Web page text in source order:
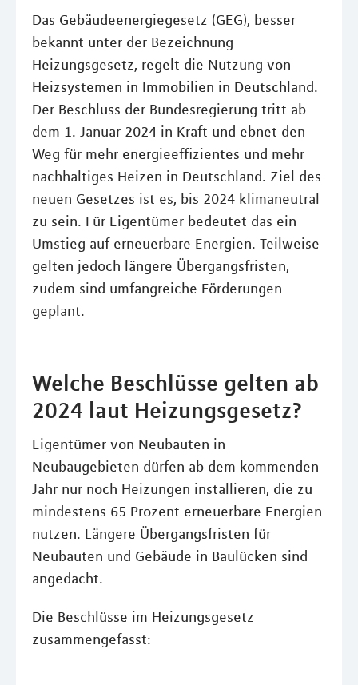
Das Gebäudeenergiegesetz (GEG), besser
bekannt unter der Bezeichnung
Heizungsgesetz, regelt die Nutzung von
Heizsystemen in Immobilien in Deutschland.
Der Beschluss der Bundesregierung tritt ab
dem 1. Januar 2024 in Kraft und ebnet den
Weg für mehr energieeffizientes und mehr
nachhaltiges Heizen in Deutschland. Ziel des
neuen Gesetzes ist es, bis 2024 klimaneutral
zu sein. Für Eigentümer bedeutet das ein
Umstieg auf erneuerbare Energien. Teilweise
gelten jedoch längere Übergangsfristen,
zudem sind umfangreiche Förderungen
geplant.
Welche Beschlüsse gelten ab
2024 laut Heizungsgesetz?
Eigentümer von Neubauten in
Neubaugebieten dürfen ab dem kommenden
Jahr nur noch Heizungen installieren, die zu
mindestens 65 Prozent erneuerbare Energien
nutzen. Längere Übergangsfristen für
Neubauten und Gebäude in Baulücken sind
angedacht.
Die Beschlüsse im Heizungsgesetz
zusammengefasst: